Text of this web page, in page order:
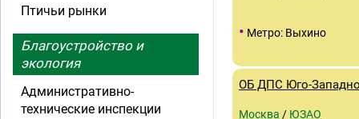
• Метро: Выхино
ОБ ДПС Юго-
Москва / ЮЗАО
Птичьи рынки
Благоустройство и
экология
Административно-
технические инспекции